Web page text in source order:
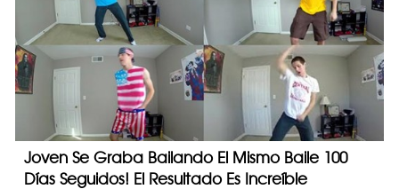
Joven Se Graba Bailando El Mismo Baile 100
Días Seguidos! El Resultado Es Increíble